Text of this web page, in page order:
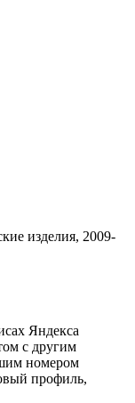
изделия, 2009-
Яндекса
с другим
номером
профиль,